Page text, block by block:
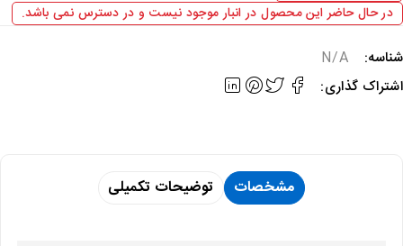
در حال حاضر این محصول در انبار موجود نیست و در دسترس نمی باشد.
N/A
گذاری:
مشخصات توضیحات تکمیلی